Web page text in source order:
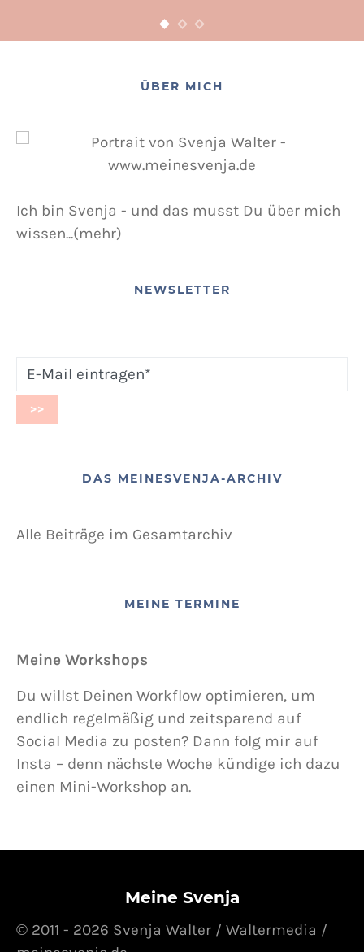
Adventsbasteln leicht
gemacht
POSTED ON
ÜBER MICH
Ich bin Svenja - und das musst Du über mich
wissen...(mehr)
NEWSLETTER
DAS MEINESVENJA-ARCHIV
Alle Beiträge im Gesamtarchiv
MEINE TERMINE
Meine Workshops
Du willst Deinen Workflow optimieren, um
endlich regelmäßig und zeitsparend auf
Social Media zu posten? Dann folg mir auf
Insta – denn nächste Woche kündige ich dazu
einen Mini-Workshop an.
Meine Svenja
© 2011 - 2026 Svenja Walter / Waltermedia /